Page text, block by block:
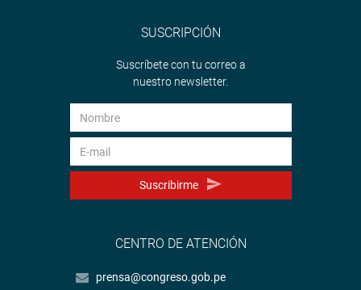
SUSCRIPCIÓN
Suscríbete con tu correo a
nuestro newsletter.
Suscribirme
CENTRO DE ATENCIÓN
prensa@congreso.gob.pe